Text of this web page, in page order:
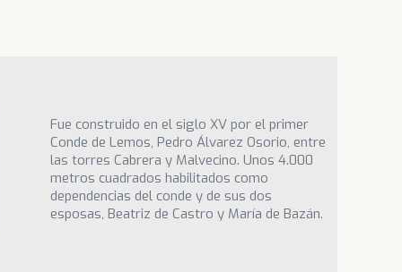
Fue construido en el siglo XV por el primer
Conde de Lemos, Pedro Álvarez Osorio, entre
las torres Cabrera y Malvecino. Unos 4.000
metros cuadrados habilitados como
dependencias del conde y de sus dos
esposas, Beatriz de Castro y María de Bazán.